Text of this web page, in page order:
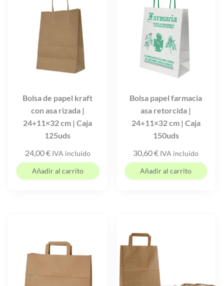
Bolsa de papel kraft
con asa rizada |
24+11×32 cm | Caja
125uds
24,00€ IVA incluido
Añadir al carrito
Bolsa papel farmacia
asa retorcida |
24+11×32 cm | Caja
150uds
30,60€ IVA incluido
Añadir al carrito